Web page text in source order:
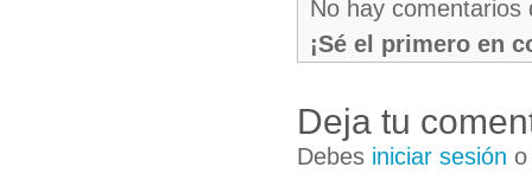
No hay comentarios
¡Sé el primero en
Deja tu
Debes iniciar sesión